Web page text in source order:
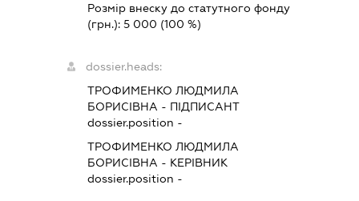
Розмір внеску до статутного фонду
(грн.): 5 000 (100 %)
dossier.heads:
ТРОФИМЕНКО ЛЮДМИЛА
БОРИСІВНА - ПІДПИСАНТ
dossier.position -
ТРОФИМЕНКО ЛЮДМИЛА
БОРИСІВНА - КЕРІВНИК
dossier.position -